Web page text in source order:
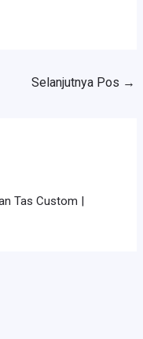
Selanjutnya Pos →
Tas Custom |